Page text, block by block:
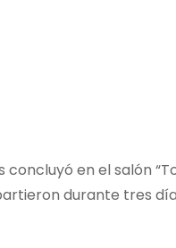
en el salón
durante tres